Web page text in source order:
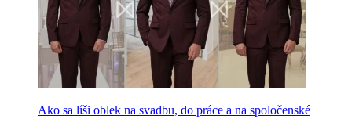
Ako sa líši oblek na svadbu, do práce a na spoločenské